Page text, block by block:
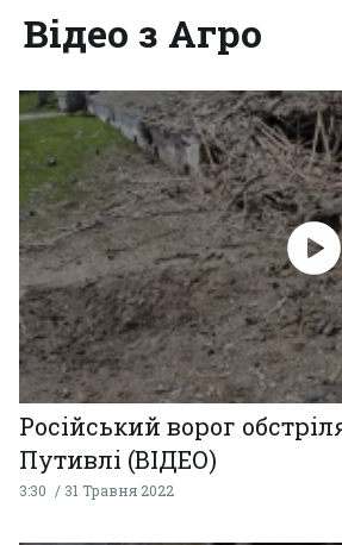
Відео з Агро
Російський ворог
Путивлі (ВІДЕО)
3:30 31 Травня 2022